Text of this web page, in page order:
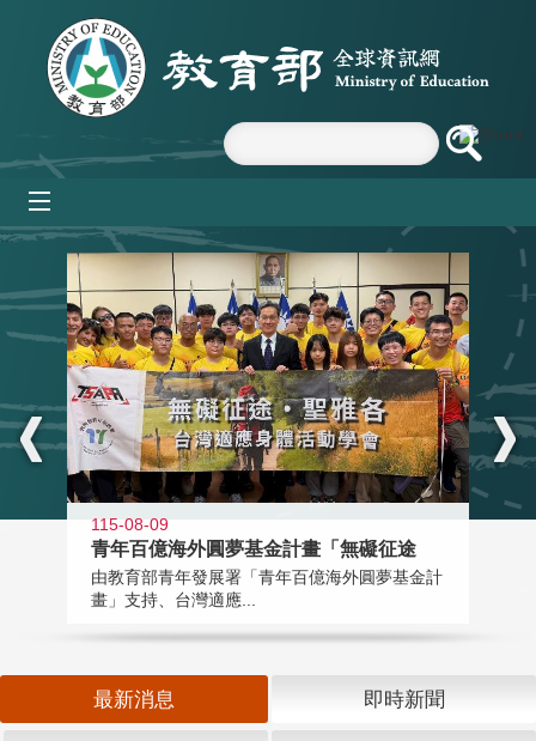
跳到主要內容區塊
:::
115-08-09
青年百億海外圓夢基金計畫「無礙征途
由教育部青年發展署「青年百億海外圓夢基金計
畫」支持、台灣適應...
最新消息 即時新聞